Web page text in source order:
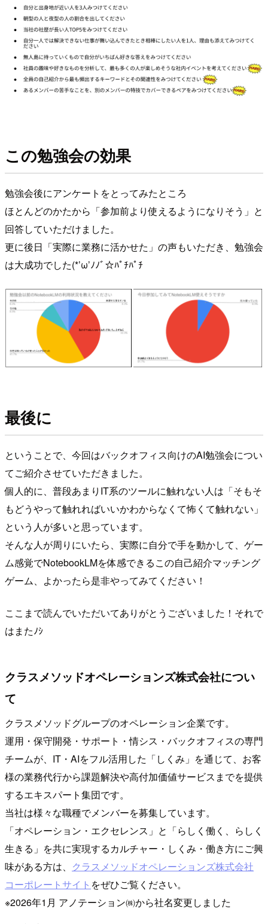
この勉強会の効果
勉強会後にアンケートをとってみたところ
ほとんどのかたから「参加前より使えるようになりそう」と
回答していただけました。
更に後日「実際に業務に活かせた」の声もいただき、勉強会
は大成功でした(*’ω’ﾉﾉﾞ☆ﾊﾟﾁﾊﾟﾁ
最後に
ということで、今回はバックオフィス向けのAI勉強会につい
てご紹介させていただきました。
個人的に、普段あまりIT系のツールに触れない人は「そもそ
もどうやって触れればいいかわからなくて怖くて触れない」
という人が多いと思っています。
そんな人が周りにいたら、実際に自分で手を動かして、ゲー
ム感覚でNotebookLMを体感できるこの自己紹介マッチング
ゲーム、よかったら是非やってみてください！
ここまで読んでいただいてありがとうございました！それで
はまたﾉｼ
クラスメソッドオペレーションズ株式会社につい
て
クラスメソッドグループのオペレーション企業です。
運用・保守開発・サポート・情シス・バックオフィスの専門
チームが、IT・AIをフル活用した「しくみ」を通じて、お客
様の業務代行から課題解決や高付加価値サービスまでを提供
するエキスパート集団です。
当社は様々な職種でメンバーを募集しています。
「オペレーション・エクセレンス」と「らしく働く、らしく
生きる」を共に実現するカルチャー・しくみ・働き方にご興
味がある方は、 クラスメソッドオペレーションズ株式会社
コーポレートサイト をぜひご覧ください。
※2026年1月 アノテーション㈱から社名変更しました